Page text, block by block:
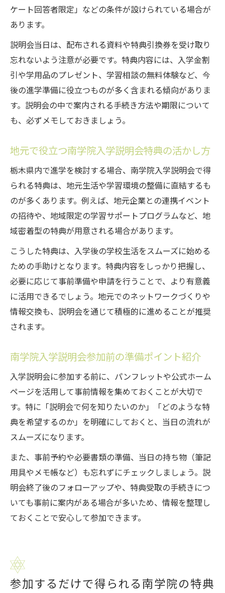
ケート回答者限定」などの条件が設けられている場合が
あります。
説明会当日は、配布される資料や特典引換券を受け取り
忘れないよう注意が必要です。特典内容には、入学金割
引や学用品のプレゼント、学習相談の無料体験など、今
後の進学準備に役立つものが多く含まれる傾向がありま
す。説明会の中で案内される手続き方法や期限について
も、必ずメモしておきましょう。
地元で役立つ南学院入学説明会特典の活かし方
栃木県内で進学を検討する場合、南学院入学説明会で得
られる特典は、地元生活や学習環境の整備に直結するも
のが多くあります。例えば、地元企業との連携イベント
の招待や、地域限定の学習サポートプログラムなど、地
域密着型の特典が用意される場合があります。
こうした特典は、入学後の学校生活をスムーズに始める
ための手助けとなります。特典内容をしっかり把握し、
必要に応じて事前準備や申請を行うことで、より有意義
に活用できるでしょう。地元でのネットワークづくりや
情報交換も、説明会を通じて積極的に進めることが推奨
されます。
南学院入学説明会参加前の準備ポイント紹介
入学説明会に参加する前に、パンフレットや公式ホーム
ページを活用して事前情報を集めておくことが大切で
す。特に「説明会で何を知りたいのか」「どのような特
典を希望するのか」を明確にしておくと、当日の流れが
スムーズになります。
また、事前予約や必要書類の準備、当日の持ち物（筆記
用具やメモ帳など）も忘れずにチェックしましょう。説
明会終了後のフォローアップや、特典受取の手続きにつ
いても事前に案内がある場合が多いため、情報を整理し
ておくことで安心して参加できます。
参加するだけで得られる南学院の特典